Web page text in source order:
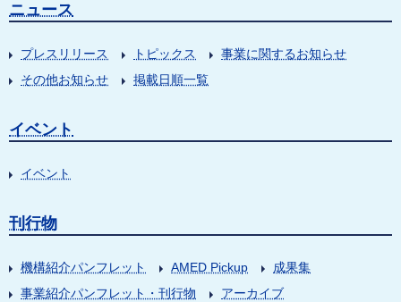
ニュース
プレスリリース トピックス
事業に関するお知らせ
その他お知らせ
掲載日順一覧
イベント
イベント
刊行物
機構紹介パンフレット AMED Pickup
成果集
事業紹介パンフレット・刊行物
アーカイブ